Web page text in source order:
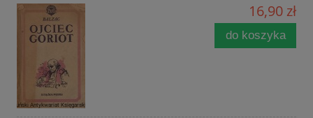
16,90 zł
do koszyka